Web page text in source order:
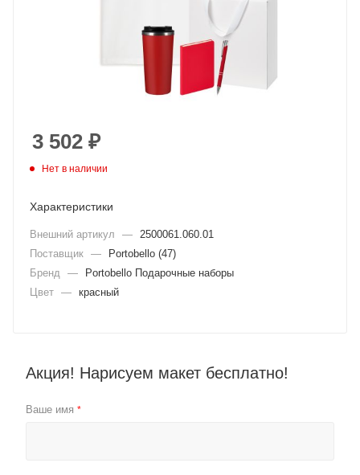
3 502 ₽
Нет в наличии
Характеристики
Внешний артикул —
2500061.060.01
Поставщик —
Portobello (47)
Бренд
—
Portobello Подарочные наборы
Цвет — красный
Акция! Нарисуем макет бесплатно!
Ваше имя *